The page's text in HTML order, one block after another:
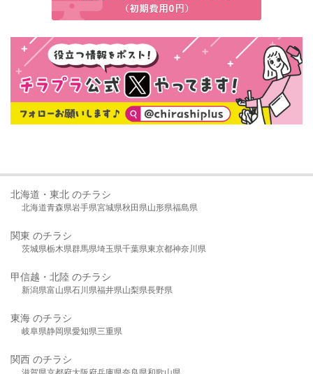
北海道・東北 のチラシ
北海道青森県岩手県宮城県秋田県山形県福島県
関東 のチラシ
茨城県栃木県群馬県埼玉県千葉県東京都神奈川県
甲信越・北陸 のチラシ
新潟県富山県石川県福井県山梨県長野県
東海 のチラシ
岐阜県静岡県愛知県三重県
関西 のチラシ